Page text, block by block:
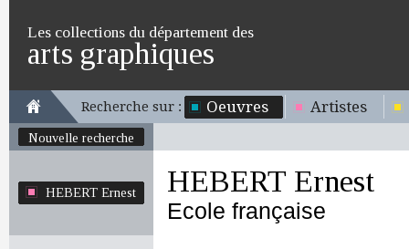
Les collections du département des
arts graphiques
Recherche sur : Oeuvres Artistes
Nouvelle recherche
HEBERT Ernest HEBERT Ernest
Ecole française